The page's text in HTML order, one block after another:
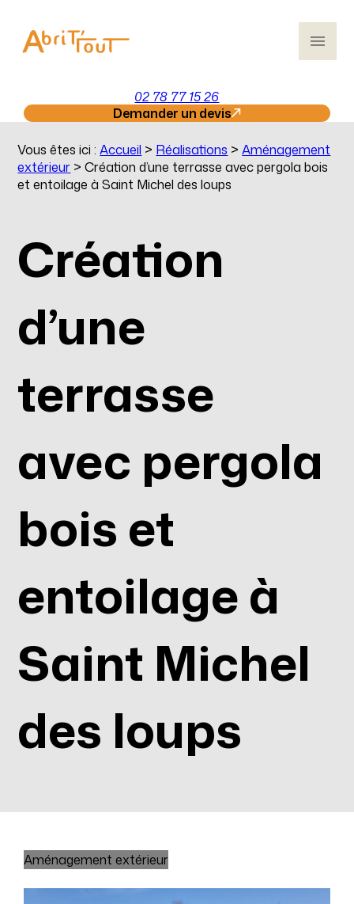
menu
02 78 77 15 26
Demander un devis
Vous êtes ici :Accueil > Réalisations >Aménagement
extérieur >Création d’une terrasse avec pergola bois
et entoilage à Saint Michel des loups
Création
d’une
terrasse
avec pergola
bois et
entoilage à
Saint Michel
des loups
Aménagement extérieur